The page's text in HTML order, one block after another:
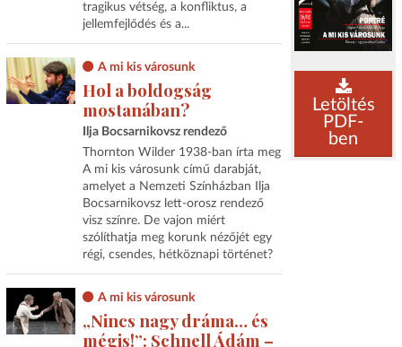
Letöltés
PDF-
ben
tragikus vétség, a konfliktus, a
jellemfejlődés és a...
A mi kis városunk
Hol a boldogság
mostanában?
Ilja Bocsarnikovsz rendező
Thornton Wilder 1938-ban írta meg
A mi kis városunk című darabját,
amelyet a Nemzeti Színházban Ilja
Bocsarnikovsz lett-orosz rendező
visz színre. De vajon miért
szólíthatja meg korunk nézőjét egy
régi, csendes, hétköznapi történet?
A mi kis városunk
„Nincs nagy dráma… és
mégis!”: Schnell Ádám –